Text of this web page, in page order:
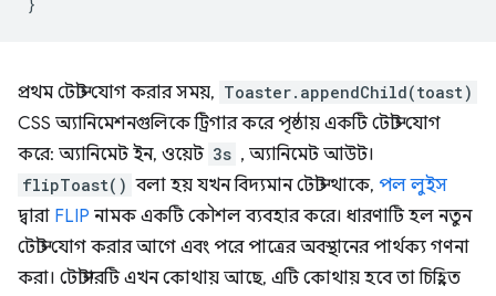
প্রথম টোস্ট যোগ করার সময়, Toaster.appendChild(toast)
CSS অ্যানিমেশনগুলিকে ট্রিগার করে পৃষ্ঠায় একটি টোস্ট যোগ
করে: অ্যানিমেট ইন, ওয়েট 3s , অ্যানিমেট আউট।
flipToast() বলা হয় যখন বিদ্যমান টোস্ট থাকে, পল লুইস
দ্বারা FLIP নামক একটি কৌশল ব্যবহার করে। ধারণাটি হল নতুন
টোস্ট যোগ করার আগে এবং পরে পাত্রের অবস্থানের পার্থক্য গণনা
করা। টোস্টারটি এখন কোথায় আছে, এটি কোথায় হবে তা চিহ্নিত